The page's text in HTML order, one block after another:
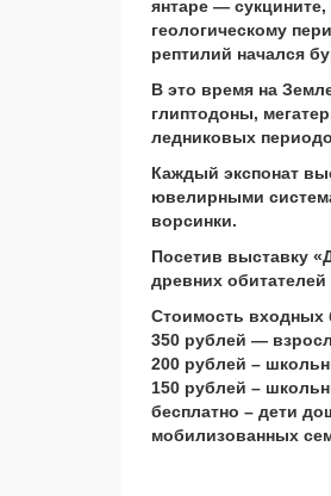
янтаре — сукцините,
геологическому
рептилий начался
В это время на
глиптодоны,
ледниковых
Каждый экспонат
ювелирными
ворсинки.
Посетив выставку
древних
Стоимость входных
350 рублей —
200 рублей –
150 рублей –
бесплатно – дети
мобилизованных